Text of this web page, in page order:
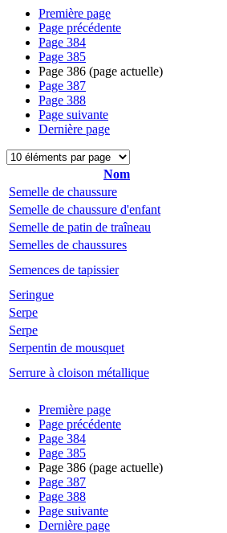
Première page
Page précédente
Page 384
Page 385
Page 386 (page actuelle)
Page 387
Page 388
Page suivante
Dernière page
Nom
Semelle de chaussure
Semelle de chaussure d'enfant
Semelle de patin de traîneau
Semelles de chaussures
Semences de tapissier
Seringue
Serpe
Serpe
Serpentin de mousquet
Serrure à cloison métallique
Première page
Page précédente
Page 384
Page 385
Page 386 (page actuelle)
Page 387
Page 388
Page suivante
Dernière page